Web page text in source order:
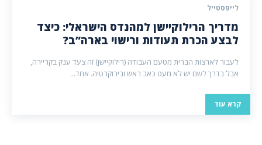
לייפסטייל
מדריך הרילוקיישן למהנדס הישראלי: כיצד
לבצע הכרת תעודות ורישוי בארה”ב?
לעבור לארצות הברית מטעם העבודה (רילוקיישן) זה צעד ענק בקריירה,
אבל בדרך לשם יש לא מעט כאב ראש ובירוקרטיה. אחד...
קרא עוד